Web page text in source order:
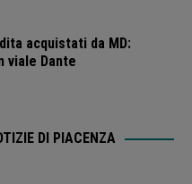
acquistati da MD:
viale Dante
DI PIACENZA